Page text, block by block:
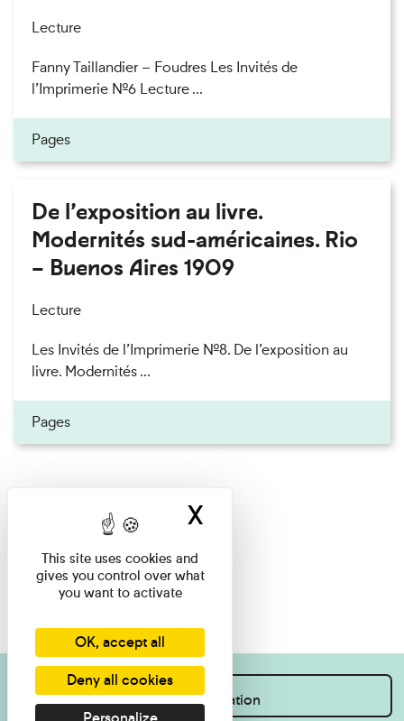
Lecture
Fanny Taillandier – Foudres Les Invités de
l’Imprimerie n°6 Lecture ...
Pages
De l’exposition au livre.
Modernités sud-américaines. Rio
– Buenos Aires 1909
Lecture
Les Invités de l’Imprimerie n°8. De l’exposition au
livre. Modernités ...
Pages
I want information
This site uses cookies and
gives you control over what
you want to activate
OK, accept all
Deny all cookies
X